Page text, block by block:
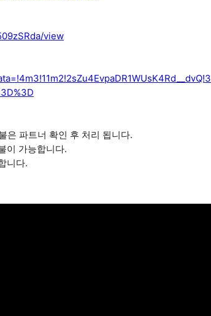
view
은 파트너 확인 후 처리 됩니다.
이 가능합니다.
니다.